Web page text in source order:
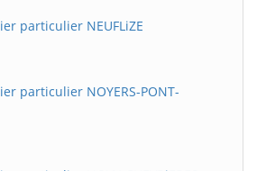
particulier NEUFLiZE
particulier NOYERS-PONT-